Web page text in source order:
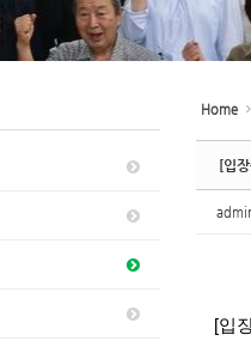
Home
[입
[입